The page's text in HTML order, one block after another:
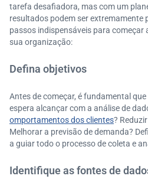
tarefa desafiadora, mas com um
resultados podem ser extremamente
passos indispensáveis para começar
sua organização:
Defina objetivos
Antes de começar, é fundamental
espera alcançar com a análise de
omportamentos dos clientes?
Melhorar a previsão de demanda?
a guiar todo o processo de coleta e
Identifique as fontes de